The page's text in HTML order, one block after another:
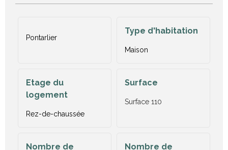
Pontarlier
Type d'habitation
Maison
Etage du
logement
Rez-de-chaussée
Surface
Surface 110
Nombre de
Nombre de